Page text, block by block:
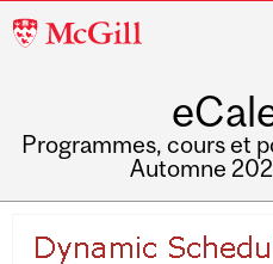
McGill
Programmes, cours et
Automne
navigation